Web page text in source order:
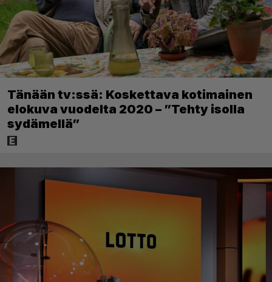
Tänään tv:ssä: Koskettava kotimainen
elokuva vuodelta 2020 – ”Tehty isolla
sydämellä”